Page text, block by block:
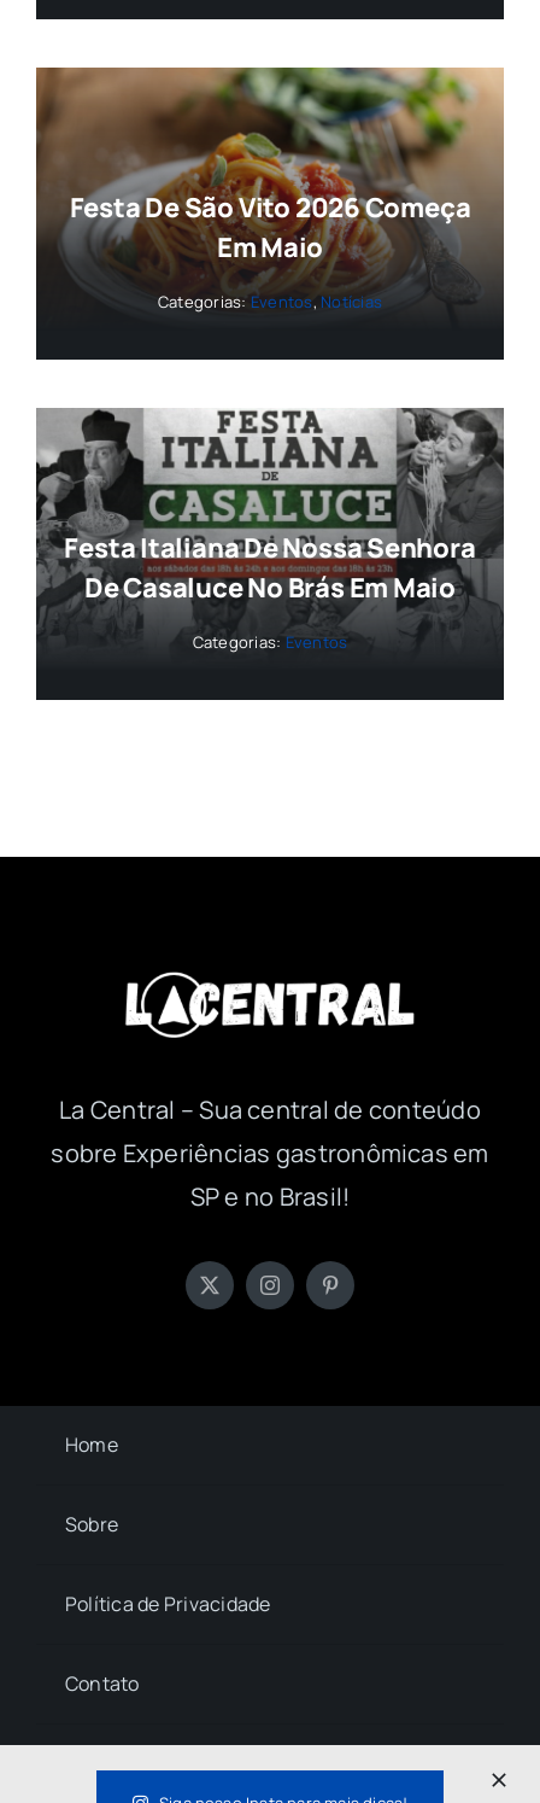
Festa De São Vito 2026 Começa
Em Maio
Categorias: Eventos,Notícias
Festa Italiana De Nossa Senhora
De Casaluce No Brás Em Maio
Categorias: Eventos
La Central – Sua central de conteúdo
sobre Experiências gastronômicas em
SP e no Brasil!
Home
Sobre
Política de Privacidade
Contato